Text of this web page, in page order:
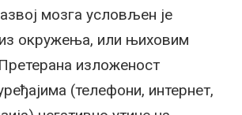
мозга условљен је
окружења, или њиховим
изложеност
(телефони, интернет,